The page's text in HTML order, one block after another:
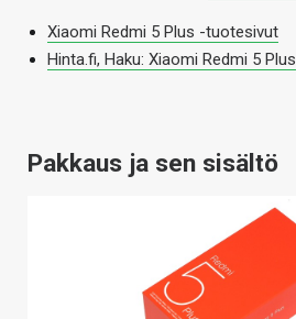
Xiaomi Redmi 5 Plus -tuotesivut
Hinta.fi, Haku: Xiaomi Redmi 5 Plus
Pakkaus ja sen sisältö